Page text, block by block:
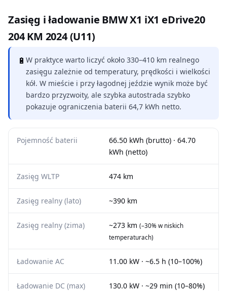
Zasięg i ładowanie BMW X1 iX1 eDrive20
204 KM 2024 (U11)
🔋 W praktyce warto liczyć około 330–410 km realnego
zasięgu zależnie od temperatury, prędkości i wielkości
kół. W mieście i przy łagodnej jeździe wynik może być
bardzo przyzwoity, ale szybka autostrada szybko
pokazuje ograniczenia baterii 64,7 kWh netto.
Pojemność baterii
66.50 kWh (brutto) · 64.70
kWh (netto)
Zasięg WLTP 474 km
Zasięg realny (lato) ~390 km
Zasięg realny (zima) ~273 km (–30% w niskich
temperaturach)
Ładowanie AC 11.00 kW · ~6.5 h (10–100%)
Ładowanie DC (max) 130.0 kW · ~29 min (10–80%)